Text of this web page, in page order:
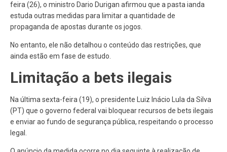
feira (26), o ministro Dario Durigan afirmou que a pasta ianda
estuda outras medidas para limitar a quantidade de
propaganda de apostas durante os jogos.
No entanto, ele não detalhou o conteúdo das restrições, que
ainda estão em fase de estudo.
Limitação a bets ilegais
Na última sexta-feira (19), o presidente Luiz Inácio Lula da Silva
(PT) que o governo federal vai bloquear recursos de bets ilegais
e enviar ao fundo de segurança pública, respeitando o processo
legal.